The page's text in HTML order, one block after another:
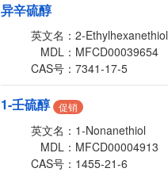
异辛硫醇
英文名： 2-Ethylhexanethiol
MDL： MFCD00039654
CAS号： 7341-17-5
1-壬硫醇 促销
英文名： 1-Nonanethiol
MDL： MFCD00004913
CAS号： 1455-21-6